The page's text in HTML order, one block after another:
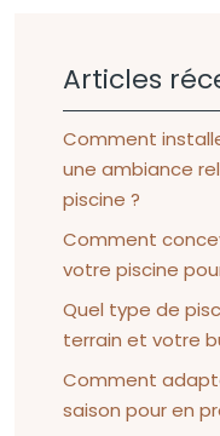
Articles
Comment
une ambiance
piscine ?
Comment
votre piscine
Quel type de
terrain et votre
Comment
saison pour en